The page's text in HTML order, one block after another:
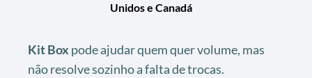
Unidos e Canadá
Kit Boxpode ajudar quem quer volume, mas
não resolve sozinho a falta de trocas.